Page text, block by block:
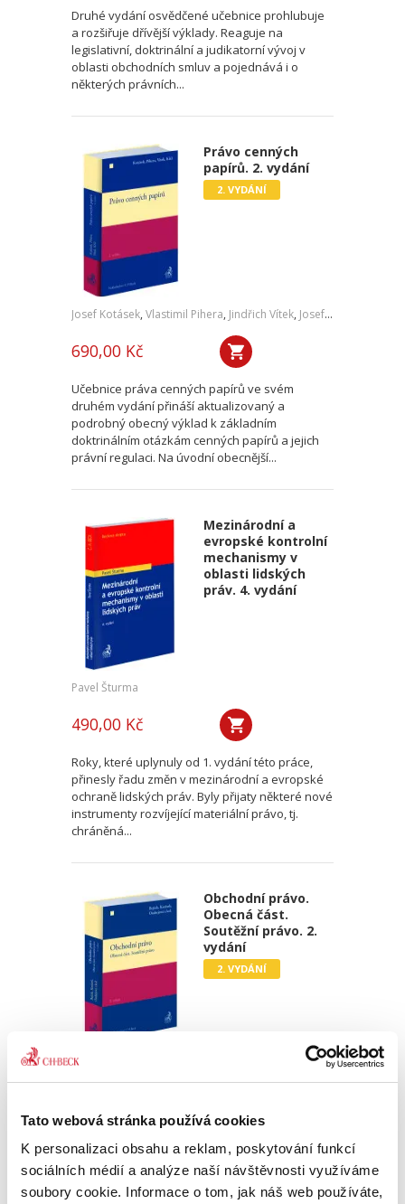
Tato webová stránka používá cookies
K personalizaci obsahu a reklam, poskytování funkcí
sociálních médií a analýze naší návštěvnosti využíváme
soubory cookie. Informace o tom, jak náš web používáte,
Druhé vydání osvědčené učebnice prohlubuje
a rozšiřuje dřívější výklady. Reaguje na
legislativní, doktrinální a judikatorní vývoj v
oblasti obchodních smluv a pojednává i o
některých právních...
Právo cenných
papírů. 2. vydání
2. VYDÁNÍ
Josef Kotásek, Vlastimil Pihera, Jindřich Vítek, Josef Kříž
690,00 Kč
Učebnice práva cenných papírů ve svém
druhém vydání přináší aktualizovaný a
podrobný obecný výklad k základním
doktrinálním otázkám cenných papírů a jejich
právní regulaci. Na úvodní obecnější...
Mezinárodní a
evropské kontrolní
mechanismy v
oblasti lidských
práv. 4. vydání
Pavel Šturma
490,00 Kč
Roky, které uplynuly od 1. vydání této práce,
přinesly řadu změn v mezinárodní a evropské
ochraně lidských práv. Byly přijaty některé nové
instrumenty rozvíjející materiální právo, tj.
chráněná...
Obchodní právo.
Obecná část.
Soutěžní právo. 2.
vydání
2. VYDÁNÍ
Josef Bejček a kol.
Obecná část. Soutěžní právo“ pokračuje v
pragmatickém a nedogmatickém pojetí
obchodního práva. Do výkladu jsou zahrnuty i